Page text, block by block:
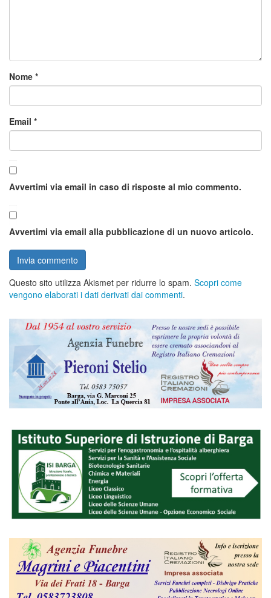
Nome *
Email *
Avvertimi via email in caso di risposte al mio commento.
Avvertimi via email alla pubblicazione di un nuovo articolo.
Questo sito utilizza Akismet per ridurre lo spam. Scopri come
vengono elaborati i dati derivati dai commenti.